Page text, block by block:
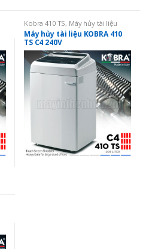
Kobra 410 TS, Máy hủy tài liệu
Máy hủy tài liệu KOBRA 410
TS C4 240V